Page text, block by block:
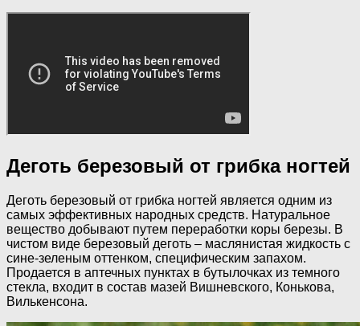
Деготь березовый от грибка ногтей
Деготь березовый от грибка ногтей является одним из
самых эффективных народных средств. Натуральное
вещество добывают путем переработки коры березы. В
чистом виде березовый деготь – маслянистая жидкость с
сине-зеленым оттенком, специфическим запахом.
Продается в аптечных пунктах в бутылочках из темного
стекла, входит в состав мазей Вишневского, Конькова,
Вилькенсона.